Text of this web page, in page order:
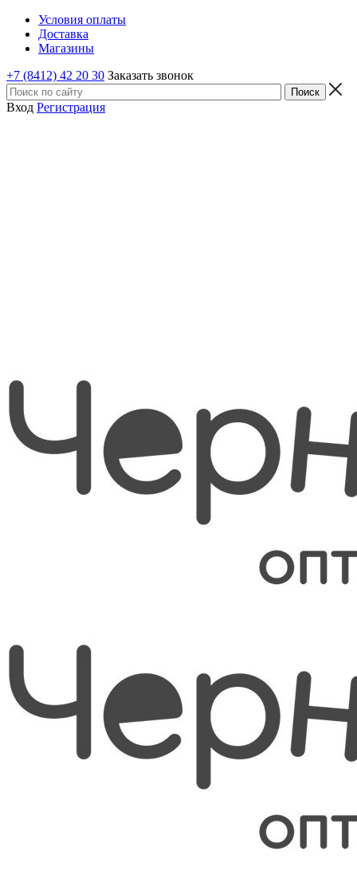
Условия оплаты
Доставка
Магазины
+7 (8412) 42 20 30 Заказать звонок
Вход Регистрация